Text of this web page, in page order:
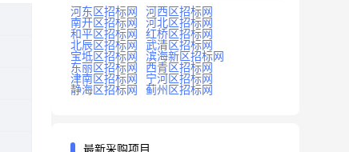
河东区招标网
河西区招标网
南开区招标网
河北区招标网
和平区招标网
红桥区招标网
北辰区招标网
武清区招标网
宝坻区招标网
滨海新区招标网
东丽区招标网
西青区招标网
津南区招标网
宁河区招标网
静海区招标网
蓟州区招标网
最新采购项目